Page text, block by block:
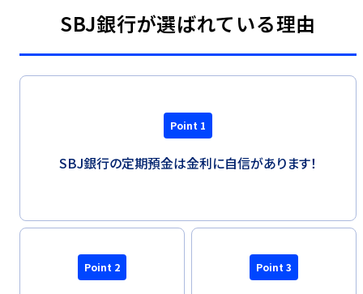
SBJ銀行が選ばれている理由
Point 1
SBJ銀行の定期預金は金利に自信があります！
Point 2 Point 3